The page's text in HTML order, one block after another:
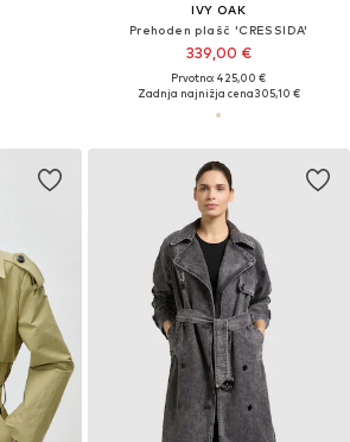
IVY OAK
Prehoden plašč 'CRESSIDA'
339,00 €
Prvotno: 425,00 €
Zadnja najnižja cena305,10 €